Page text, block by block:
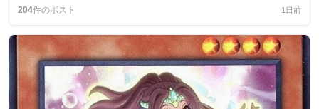
204件のポスト 1日前